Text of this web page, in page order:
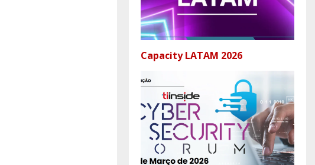
Capacity LATAM 2026